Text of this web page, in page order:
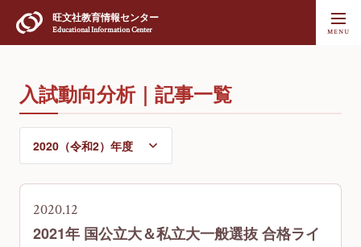
旺文社教育情報センター
Educational Information Center
入試動向分析｜記事一覧
2020.12
2021年 国公立大＆私立大一般選抜 合格ライ